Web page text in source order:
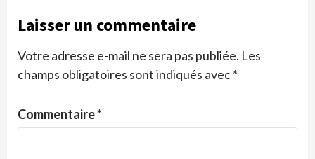
Laisser un commentaire
Votre adresse e-mail ne sera pas publiée. Les
champs obligatoires sont indiqués avec*
Commentaire*